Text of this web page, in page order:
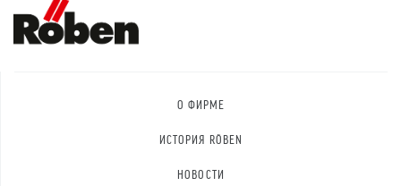
О ФИРМЕ
ИСТОРИЯ RÖBEN
НОВОСТИ